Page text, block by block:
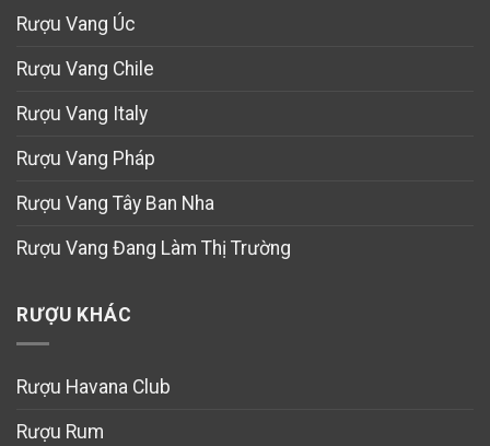
Rượu Vang Úc
Rượu Vang Chile
Rượu Vang Italy
Rượu Vang Pháp
Rượu Vang Tây Ban Nha
Rượu Vang Đang Làm Thị Trường
RƯỢU KHÁC
Rượu Havana Club
Rượu Rum